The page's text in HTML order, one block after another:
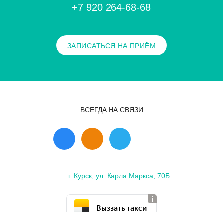
+7 920 264-68-68
ЗАПИСАТЬСЯ НА ПРИЁМ
ВСЕГДА НА СВЯЗИ
г. Курск, ул. Карла Маркса, 70Б
Вызвать такси